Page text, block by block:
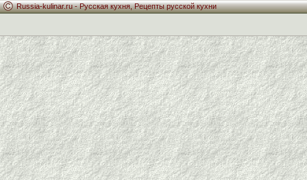
Russia-kulinar.ru -Русская кухня,Рецепты русской кухни